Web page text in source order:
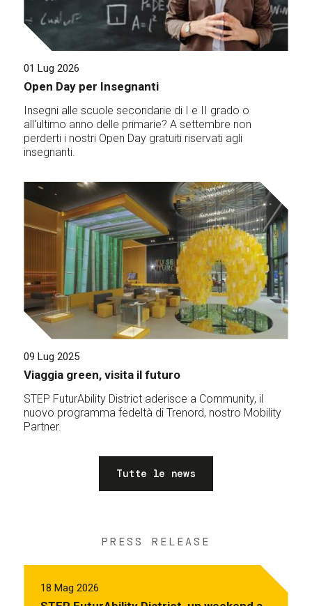
01 Lug 2026
Open Day per Insegnanti
Insegni alle scuole secondarie di I e II grado o
all'ultimo anno delle primarie? A settembre non
perderti i nostri Open Day gratuiti riservati agli
insegnanti.
09 Lug 2025
Viaggia green, visita il futuro
STEP FuturAbility District aderisce a Community, il
nuovo programma fedeltà di Trenord, nostro Mobility
Partner.
Tutte le news
PRESS RELEASE
18 Mag 2026